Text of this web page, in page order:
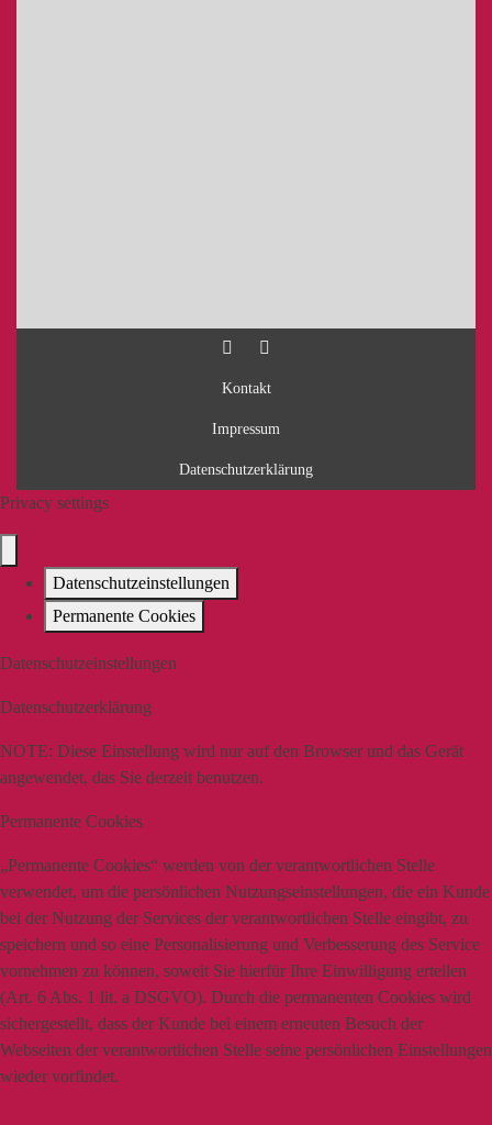
Kontakt
Impressum
Datenschutzerklärung
Privacy settings
Datenschutzeinstellungen
Permanente Cookies
Datenschutzeinstellungen
Datenschutzerklärung
NOTE: Diese Einstellung wird nur auf den Browser und das Gerät
angewendet, das Sie derzeit benutzen.
Permanente Cookies
„Permanente Cookies“ werden von der verantwortlichen Stelle
verwendet, um die persönlichen Nutzungseinstellungen, die ein Kunde
bei der Nutzung der Services der verantwortlichen Stelle eingibt, zu
speichern und so eine Personalisierung und Verbesserung des Service
vornehmen zu können, soweit Sie hierfür Ihre Einwilligung erteilen
(Art. 6 Abs. 1 lit. a DSGVO). Durch die permanenten Cookies wird
sichergestellt, dass der Kunde bei einem erneuten Besuch der
Webseiten der verantwortlichen Stelle seine persönlichen Einstellungen
wieder vorfindet.